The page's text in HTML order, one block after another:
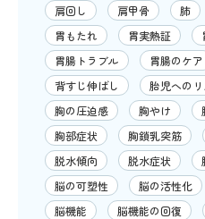
肩回し
肩甲骨 肺
胃もたれ
胃実熱証
胃腸トラブル
胃腸のケア
背すじ伸ばし
胎児へのリ
胸の圧迫感
胸やけ
胸部症状
胸鎖乳突筋
脱水傾向
脱水症状
脳の可塑性
脳の活性化
脳機能
脳機能の回復